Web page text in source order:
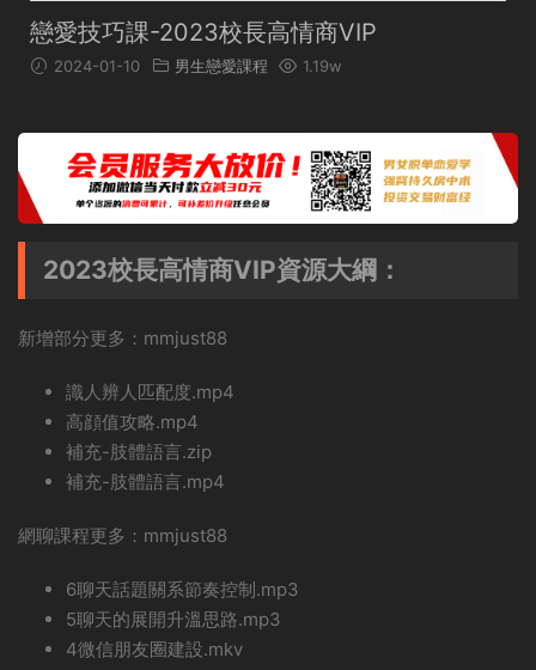
戀愛技巧課-2023校長高情商VIP
2024-01-10 男生戀愛課程 1.19w
2023校長高情商VIP資源大綱：
新增部分更多：mmjust88
識人辨人匹配度.mp4
高顔值攻略.mp4
補充-肢體語言.zip
補充-肢體語言.mp4
網聊課程更多：mmjust88
6聊天話題關系節奏控制.mp3
5聊天的展開升溫思路.mp3
4微信朋友圈建設.mkv